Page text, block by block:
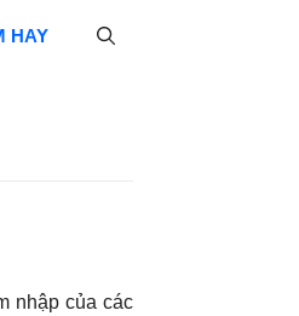
HAY
nhập của các